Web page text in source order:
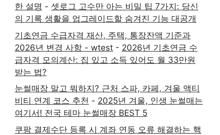
한 설명 - 셋로그 고수만 아는 비밀 팁 7가지: 당신
의 기록 생활을 업그레이드할 숨겨진 기능 대공개
기초연금 수급자격 재산, 주택, 통장잔액 기준과
2026년 변경 사항 - wtest - 2026년 기초연금 수
급자격 모의계산: 집 있고 소득 있어도 월 33만원
받는 법?
눈썰매장 말고 뭐하지? 근처 스파, 카페, 겨울 액티
비티 연계 코스 추천 - 2025년 겨울, 인생 눈썰매는
여기서! 전국 테마 눈썰매장 BEST 5
쿠팡 결제수단 등록 시 계좌 연동 오류 해결하는 핵